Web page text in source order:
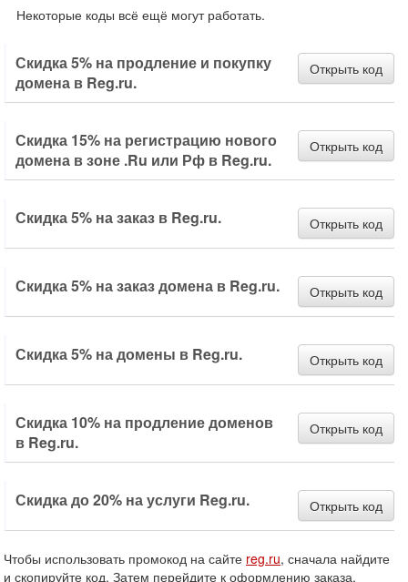
Некоторые коды всё ещё могут работать.
Скидка 5% на продление и покупку
домена в Reg.ru.
Открыть код
Скидка 15% на регистрацию нового
домена в зоне .Ru или Рф в Reg.ru.
Открыть код
Скидка 5% на заказ в Reg.ru. Открыть код
Скидка 5% на заказ домена в Reg.ru. Открыть код
Скидка 5% на домены в Reg.ru. Открыть код
Скидка 10% на продление доменов
в Reg.ru.
Открыть код
Скидка до 20% на услуги Reg.ru. Открыть код
Чтобы использовать промокод на сайте reg.ru, сначала найдите
и скопируйте код. Затем перейдите к оформлению заказа,